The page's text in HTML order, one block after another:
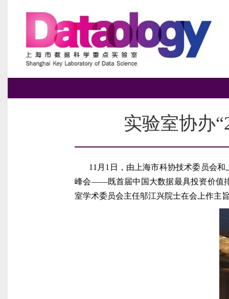
实验室协办
11 月 1 日，由上海市科协技术委员会
峰会——既首届中国大数据最具投资价值
室学术委员会主任邬江兴院士在会上作主